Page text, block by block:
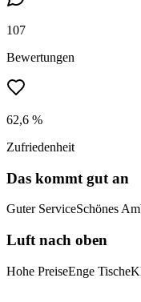
107
Bewertungen
62,6 %
Zufriedenheit
Das kommt gut an
Guter ServiceSchönes
Luft nach oben
Hohe PreiseEnge Tische